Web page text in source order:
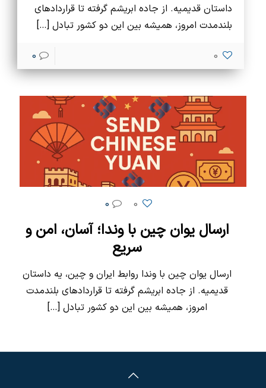
داستان قدیمیه. از جاده ابریشم گرفته تا قراردادهای
بلندمدت امروز، همیشه بین این دو کشور تبادل[…]
0
0
0
0
ارسال یوان چین با وندا؛ آسان، امن و
سریع
ارسال یوان چین با وندا روابط ایران و چین، یه داستان
قدیمیه. از جاده ابریشم گرفته تا قراردادهای بلندمدت
امروز، همیشه بین این دو کشور تبادل […]